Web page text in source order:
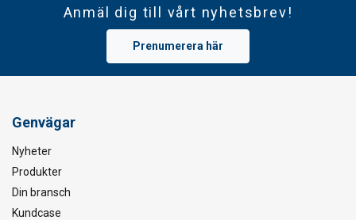
Anmäl dig till vårt nyhetsbrev!
Prenumerera här
Genvägar
Nyheter
Produkter
Din bransch
Kundcase